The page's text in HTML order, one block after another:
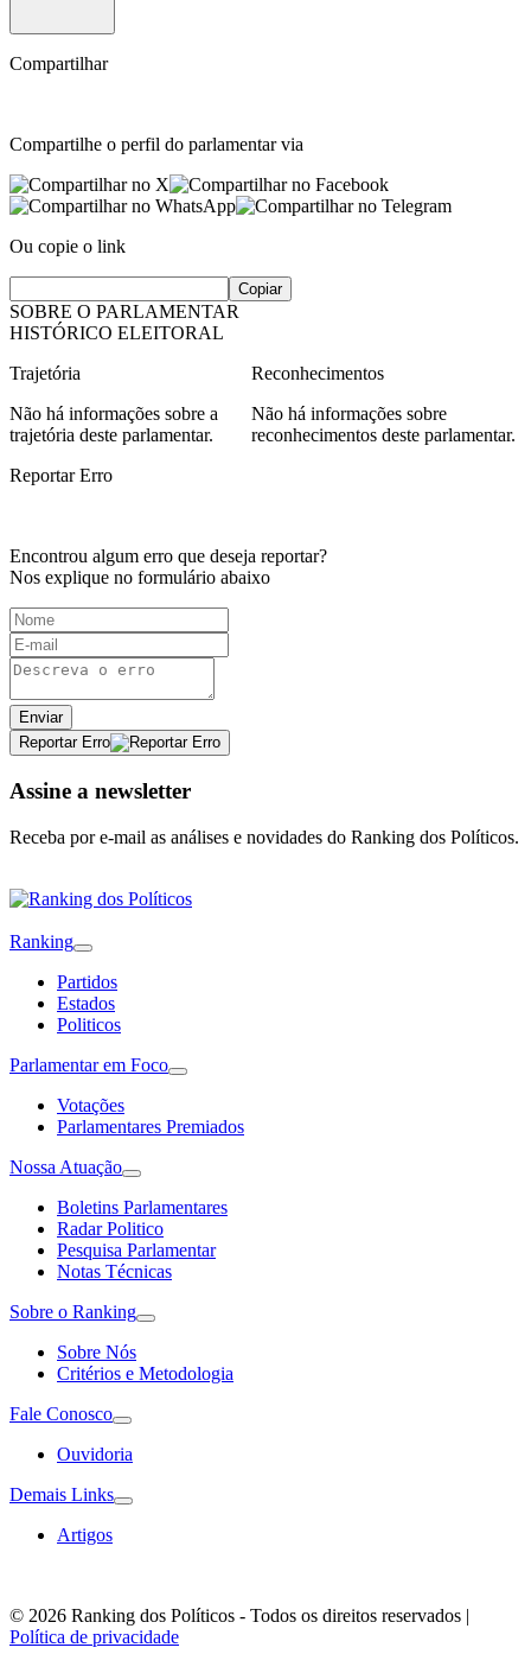
Compartilhar
Compartilhe o perfil do parlamentar via
Ou copie o link
Copiar
SOBRE O PARLAMENTAR
HISTÓRICO ELEITORAL
Trajetória
Não há informações sobre a
trajetória deste parlamentar.
Reconhecimentos
Não há informações sobre
reconhecimentos deste parlamentar.
Reportar Erro
Encontrou algum erro que deseja reportar?
Nos explique no formulário abaixo
Enviar
Reportar Erro
Assine a newsletter
Receba por e-mail as análises e novidades do Ranking dos Políticos.
Ranking
Partidos
Estados
Politicos
Parlamentar em Foco
Votações
Parlamentares Premiados
Nossa Atuação
Boletins Parlamentares
Radar Politico
Pesquisa Parlamentar
Notas Técnicas
Sobre o Ranking
Sobre Nós
Critérios e Metodologia
Fale Conosco
Ouvidoria
Demais Links
Artigos
© 2026 Ranking dos Políticos - Todos os direitos reservados |
Política de privacidade